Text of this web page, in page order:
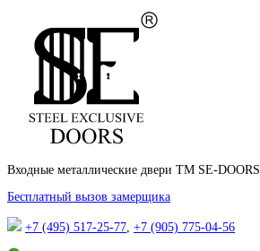
Входные металлические двери TM SE-DOORS
Бесплатный вызов замерщика
+7 (495) 517-25-77, +7 (905) 775-04-56